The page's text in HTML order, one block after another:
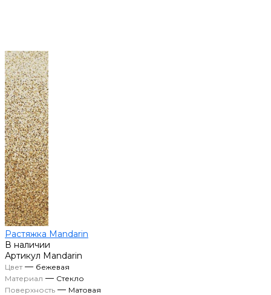
Растяжка Mandarin
В наличии
Артикул Mandarin
Цвет— бежевая
Материал — Стекло
Поверхность — Матовая